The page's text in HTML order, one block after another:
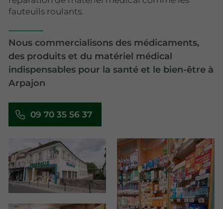
fauteuils roulants.
Nous commercialisons des médicaments,
des produits et du matériel médical
indispensables pour la santé et le bien-être à
Arpajon
09 70 35 56 37